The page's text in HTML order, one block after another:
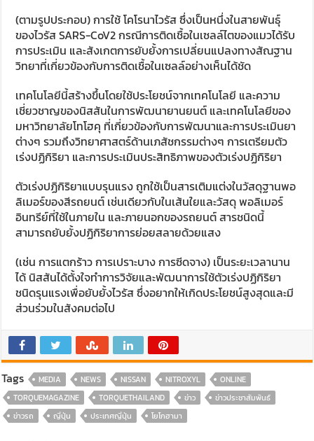
(ตามรูปประกอบ) การใช้ โคโรนาไวรัส ซึ่งเป็นหนึ่งในสายพันธุ์
ของไวรัส SARS-CoV2 กรณีการติดเชื้อในเซลล์ไตของแมวได้รับ
การประเมิน และสังเกตการยับยั้งการเปลี่ยนแปลงทางสัณฐาน
วิทยาที่เกี่ยวข้องกับการติดเชื้อในเซลล์อย่างเห็นได้ชัด
เทคโนโลยีนี้สร้างขึ้นโดยใช้ประโยชน์จากเทคโนโลยี และความ
เชี่ยวชาญของนิสสันในการพัฒนายานยนต์ และเทคโนโลยีของ
มหาวิทยาลัยโทโฮคุ ที่เกี่ยวข้องกับการพัฒนาและการประเมินยา
ต่างๆ รวมถึงวิทยาศาสตร์ด้านเภสัชกรรมต่างๆ การเตรียมตัว
เร่งปฏิกิริยา และการประเมินประสิทธิภาพของตัวเร่งปฏิกิริยา
ตัวเร่งปฏิกิริยาแบบรุนแรง ถูกใช้เป็นสารเติมแต่งในวัสดุฐานพอ
ลิเมอร์ของสีรถยนต์ เช่นเดียวกับในเส้นใยและวัสดุ พอลิเมอร์
อินทรีย์ที่ใช้ในภายใน และภายนอกของรถยนต์ สารชนิดนี้
สามารถยับยั้งปฏิกิริยาการย่อยสลายด้วยแสง
(เช่น การแตกร้าว การเปราะบาง การซีดจาง) เป็นระยะเวลานาน
ได้ นิสสันได้ตั้งใจทำการวิจัยและพัฒนาการใช้ตัวเร่งปฏิกิริยา
ชนิดรุนแรงเพื่อยับยั้งไวรัส ซึ่งอยากให้เกิดประโยชน์สูงสุดและมี
ส่วนร่วมในสังคมต่อไป
Tags MEDIA NEWS NISSAN NITROXYL
ONLINE
TORQUEMAGAZINE
TORQUETHAILAND ข่าว
ข่าวประชาสัมพันธ์
ข่าวรถ
ญี่ปุ่น ประเทศญี่ปุ่น โยโกฮามา